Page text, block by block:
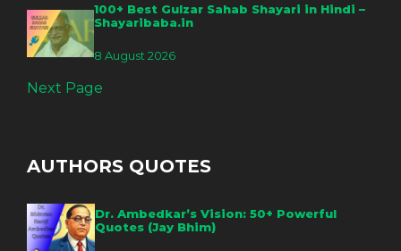
100+ Best Gulzar Sahab Shayari in Hindi –
Shayaribaba.in
8 August 2026
Next Page
AUTHORS QUOTES
Dr. Ambedkar’s Vision: 50+ Powerful
Quotes (Jay Bhim)